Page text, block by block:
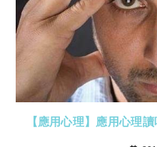
【應用心理】應用心理